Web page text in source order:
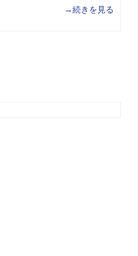
→続きを見る